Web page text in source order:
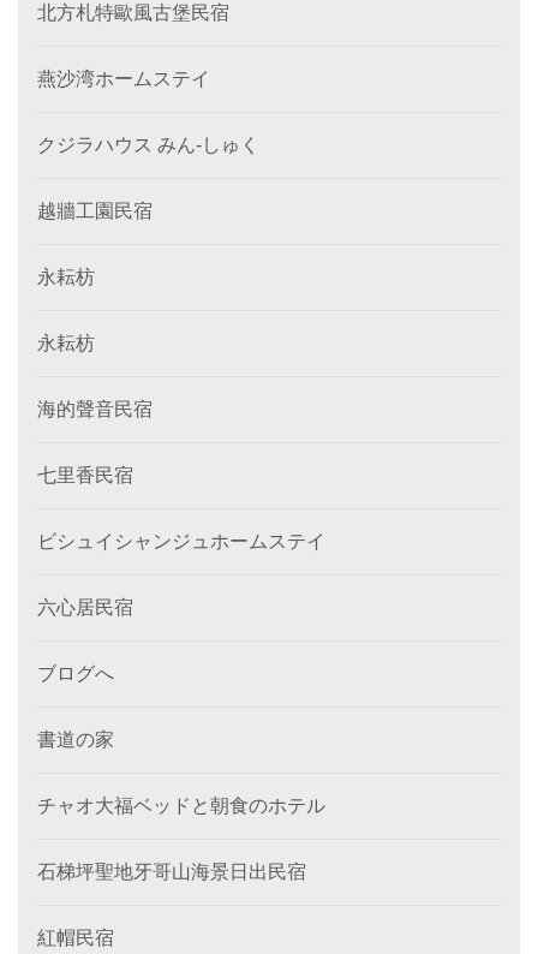
北方札特歐風古堡民宿
燕沙湾ホームステイ
クジラハウス みん‐しゅく
越牆工園民宿
永耘枋
永耘枋
海的聲音民宿
七里香民宿
ビシュイシャンジュホームステイ
六心居民宿
ブログへ
書道の家
チャオ大福ベッドと朝食のホテル
石梯坪聖地牙哥山海景日出民宿
紅帽民宿